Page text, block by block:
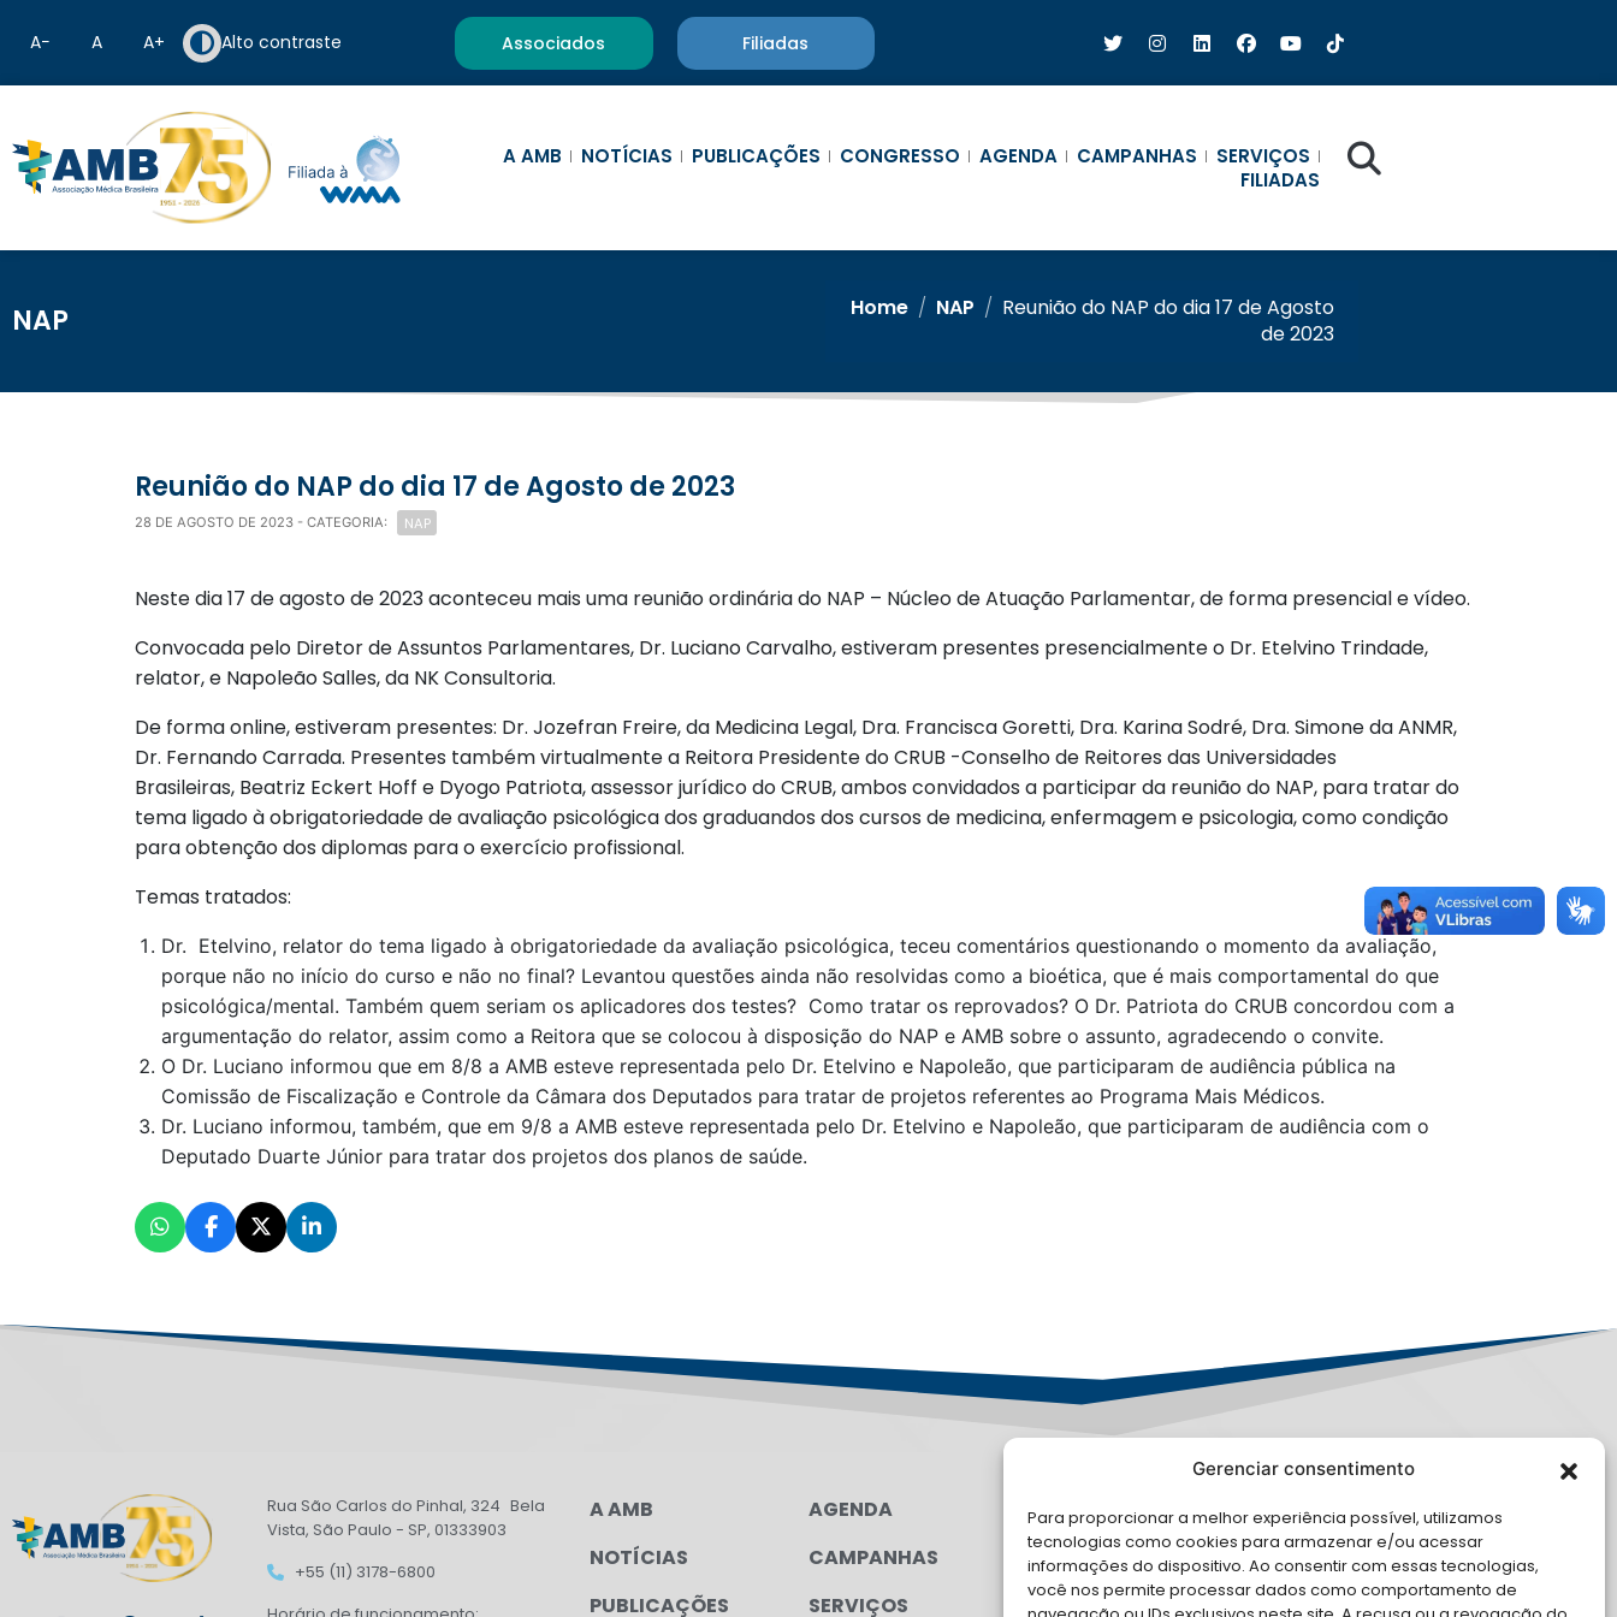
Gerenciar consentimento
Para proporcionar a melhor experiência possível, utilizamos
tecnologias como cookies para armazenar e/ou acessar
informações do dispositivo. Ao consentir com essas tecnologias,
você nos permite processar dados como comportamento de
A− A A+ Alto contraste Associados Filiadas
A AMB NOTÍCIAS PUBLICAÇÕES CONGRESSO AGENDA CAMPANHAS
SERVIÇOS
FILIADAS
NAP Home / NAP / Reunião do NAP do dia 17 de Agosto
de 2023
Reunião do NAP do dia 17 de Agosto de 2023
28 DE AGOSTO DE 2023 - CATEGORIA: NAP
Neste dia 17 de agosto de 2023 aconteceu mais uma reunião ordinária do NAP – Núcleo de Atuação Parlamentar, de forma presencial e vídeo.
Convocada pelo Diretor de Assuntos Parlamentares, Dr. Luciano Carvalho, estiveram presentes presencialmente o Dr. Etelvino Trindade,
relator, e Napoleão Salles, da NK Consultoria.
De forma online, estiveram presentes: Dr. Jozefran Freire, da Medicina Legal, Dra. Francisca Goretti, Dra. Karina Sodré, Dra. Simone da ANMR,
Dr. Fernando Carrada. Presentes também virtualmente a Reitora Presidente do CRUB -Conselho de Reitores das Universidades
Brasileiras, Beatriz Eckert Hoff e Dyogo Patriota, assessor jurídico do CRUB, ambos convidados a participar da reunião do NAP, para tratar do
tema ligado à obrigatoriedade de avaliação psicológica dos graduandos dos cursos de medicina, enfermagem e psicologia, como condição
para obtenção dos diplomas para o exercício profissional.
Temas tratados:
Dr. Etelvino, relator do tema ligado à obrigatoriedade da avaliação psicológica, teceu comentários questionando o momento da avaliação,
porque não no início do curso e não no final? Levantou questões ainda não resolvidas como a bioética, que é mais comportamental do que
psicológica/mental. Também quem seriam os aplicadores dos testes? Como tratar os reprovados? O Dr. Patriota do CRUB concordou com a
argumentação do relator, assim como a Reitora que se colocou à disposição do NAP e AMB sobre o assunto, agradecendo o convite.
O Dr. Luciano informou que em 8/8 a AMB esteve representada pelo Dr. Etelvino e Napoleão, que participaram de audiência pública na
Comissão de Fiscalização e Controle da Câmara dos Deputados para tratar de projetos referentes ao Programa Mais Médicos.
Dr. Luciano informou, também, que em 9/8 a AMB esteve representada pelo Dr. Etelvino e Napoleão, que participaram de audiência com o
Deputado Duarte Júnior para tratar dos projetos dos planos de saúde.
Rua São Carlos do Pinhal, 324 Bela
Vista, São Paulo - SP, 01333903
+55 (11) 3178-6800
A AMB
NOTÍCIAS
PUBLICAÇÕES
AGENDA
CAMPANHAS
SERVIÇOS
LGPD
FALE CONOSCO
Solicite Apoio Institucional da AMB